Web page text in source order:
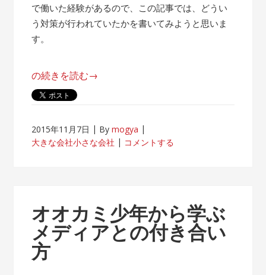
で働いた経験があるので、この記事では、どうい
う対策が行われていたかを書いてみようと思いま
す。
“帰
属
が
客
先
常
駐
の続きを読む→
2015年11月7日 Bymogya
大きな会社小さな会社
コメントする
オオカミ少年から学ぶ
メディアとの付き合い
方